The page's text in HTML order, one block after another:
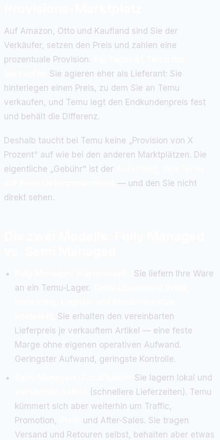
Auf Amazon, Otto und Kaufland sind Sie der
Verkäufer, setzen den Preis und zahlen eine
prozentuale Provision.
Sie agieren eher als Lieferant: Sie
hinterlegen einen Preis, zu dem Sie an Temu
verkaufen, und Temu legt den Endkundenpreis fest
und behält die Differenz.
Deshalb taucht bei Temu keine „Provision von X
Prozent" auf wie bei den anderen Marktplätzen. Die
eigentliche „Gebühr" ist der
— und den Sie nicht
direkt sehen.
Sie liefern Ihre Ware
an ein Temu-Lager.
Sie erhalten den vereinbarten
Lieferpreis je verkauftem Artikel — eine feste
Marge ohne eigenen operativen Aufwand.
Geringster Aufwand, geringste Kontrolle.
Sie lagern lokal und
(schnellere Lieferzeiten). Temu
kümmert sich aber weiterhin um Traffic,
Promotion,
und After-Sales. Sie tragen
Versand und Retouren selbst, behalten aber etwas